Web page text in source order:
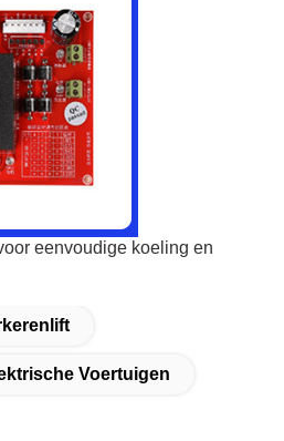
eenvoudige koeling en
Voertuigen